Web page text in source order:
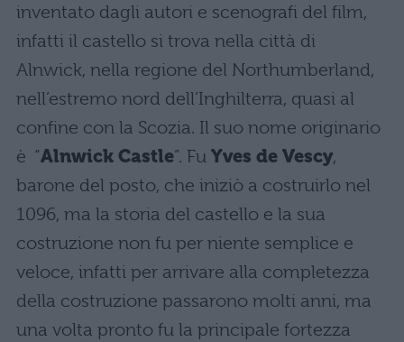
inventato dagli autori e scenografi del film,
infatti il castello si trova nella città di
Alnwick, nella regione del Northumberland,
nell’estremo nord dell’Inghilterra, quasi al
confine con la Scozia. Il suo nome originario
è “Alnwick Castle”. Fu Yves de Vescy,
barone del posto, che iniziò a costruirlo nel
1096, ma la storia del castello e la sua
costruzione non fu per niente semplice e
veloce, infatti per arrivare alla completezza
della costruzione passarono molti anni, ma
una volta pronto fu la principale fortezza